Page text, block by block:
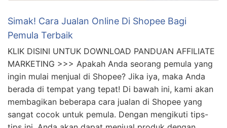
Simak! Cara Jualan Online Di Shopee Bagi
Pemula Terbaik